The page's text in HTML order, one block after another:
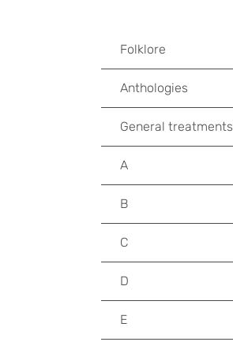
Folklore
Anthologies
General treatments
A
B
C
D
E